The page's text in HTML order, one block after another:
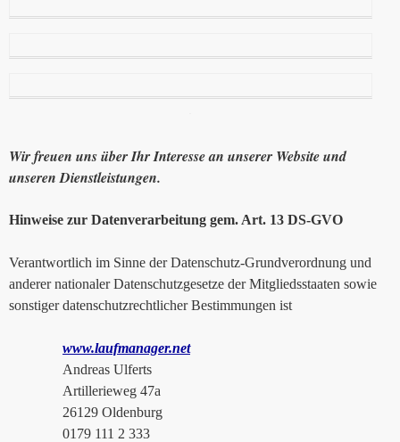
Wir freuen uns über Ihr Interesse an unserer Website und
unseren Dienstleistungen.
Hinweise zur Datenverarbeitung gem. Art. 13 DS-GVO
Verantwortlich im Sinne der Datenschutz-Grundverordnung und
anderer nationaler Datenschutzgesetze der Mitgliedsstaaten sowie
sonstiger datenschutzrechtlicher Bestimmungen ist
www.laufmanager.net
Andreas Ulferts
Artillerieweg 47a
26129 Oldenburg
0179 111 2 333